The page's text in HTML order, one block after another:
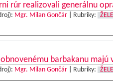
rúr realizovali generálnu
Mgr. Milan Gončár| Rubriky:
barbakanu majú
Mgr. Milan Gončár| Rubriky: